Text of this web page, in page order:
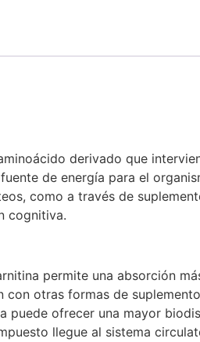
derivado que
de energía para el
como a través de
cognitiva.
permite una absorción
con otras formas de
puede ofrecer una mayor
llegue al sistema